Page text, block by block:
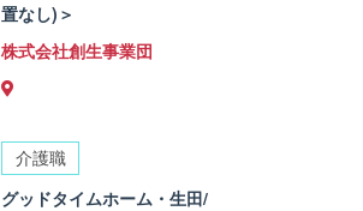
置なし)＞
株式会社創生事業団
介護職
グッドタイムホーム・生田/